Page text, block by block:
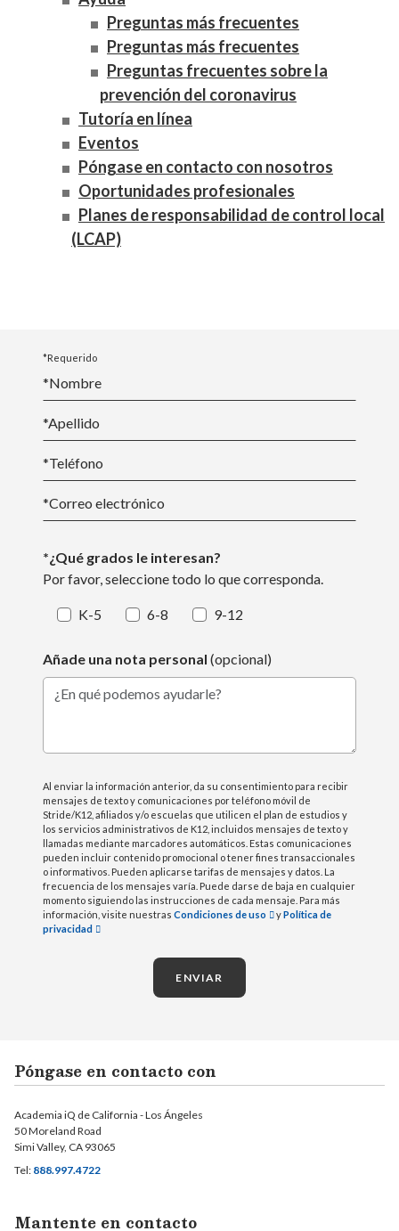
Preguntas más frecuentes
Preguntas más frecuentes
Preguntas frecuentes sobre la
prevención del coronavirus
Tutoría en línea
Eventos
Póngase en contacto con nosotros
Oportunidades profesionales
Planes de responsabilidad de control local
(LCAP)
*Requerido
*Nombre
*Apellido
*Teléfono
*Correo electrónico
*¿Qué grados le interesan?
Por favor, seleccione todo lo que corresponda.
K-5 6-8 9-12
Añade una nota personal (opcional)
¿En qué podemos ayudarle?
Al enviar la información anterior, da su consentimiento para recibir
mensajes de texto y comunicaciones por teléfono móvil de
Stride/K12, afiliados y/o escuelas que utilicen el plan de estudios y
los servicios administrativos de K12, incluidos mensajes de texto y
llamadas mediante marcadores automáticos. Estas comunicaciones
pueden incluir contenido promocional o tener fines transaccionales
o informativos. Pueden aplicarse tarifas de mensajes y datos. La
frecuencia de los mensajes varía. Puede darse de baja en cualquier
momento siguiendo las instrucciones de cada mensaje. Para más
información, visite nuestras Condiciones de uso yPolítica de
privacidad
ENVIAR
Póngase en contacto con
Academia iQ de California - Los Ángeles
50 Moreland Road
Simi Valley, CA 93065
Tel: 888.997.4722
Mantente en contacto